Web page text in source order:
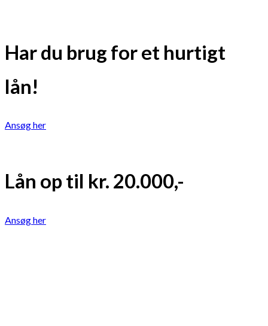
Har du brug for et hurtigt
lån!
Ansøg her
Lån op til kr. 20.000,-
Ansøg her